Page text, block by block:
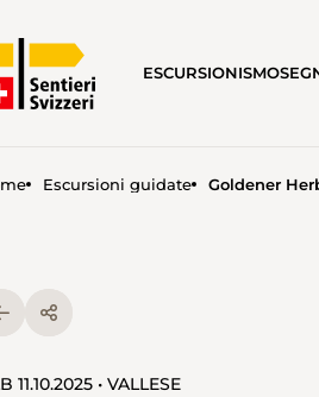
ESCURSIONISMO
Escursioni guidate Goldener
11.10.2025 • VALLESE